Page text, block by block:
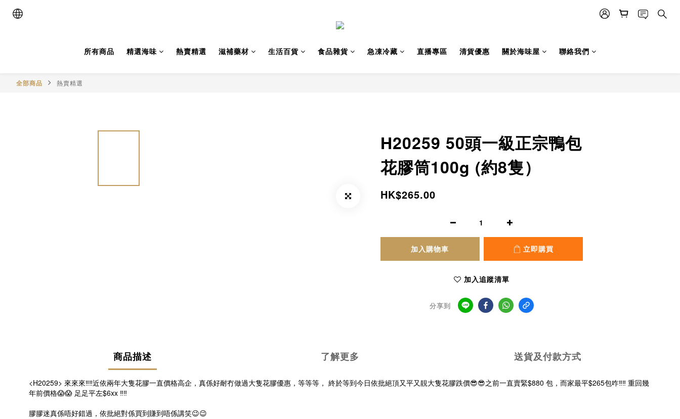
所有商品 精選海味 熱賣精選 滋補藥材 生活百貨 食品雜貨 急凍冷藏 直播專區 清貨優惠 關於海味屋 聯絡我們
全部商品 熱賣精選
H20259 50頭一級正宗鴨包
花膠筒100g (約8隻）
HK$265.00
加入購物車 立即購買
加入追蹤清單
分享到
商品描述 了解更多 送貨及付款方式
<H20259> 來來來‼️‼️近依兩年大隻花膠一直價格高企，真係好耐冇做過大隻花膠優惠，等等等， 終於等到今日依批絕頂又平又靚大隻花膠跌價😎😎之前一直賣緊$880 包，而家最平$265包咋‼️‼️ 重回幾
年前價格😱😱 足足平左$6xx ‼️‼️
膠膠迷真係唔好錯過，依批絕對係買到賺到唔係講笑😉😉